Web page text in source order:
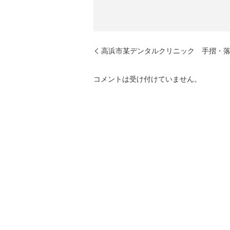
高浜市某デンタルクリニック 手摺・
コメントは受け付けていません。